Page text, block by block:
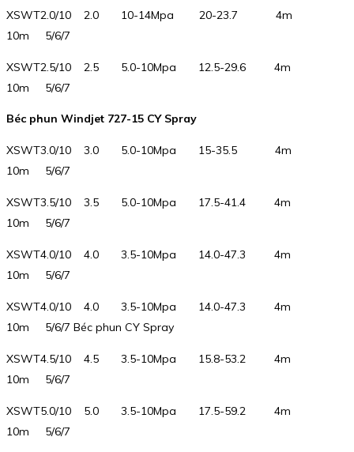
XSWT2.0/10 2.0 10-14Mpa 20-23.7 4m
10m 5/6/7
XSWT2.5/10 2.5 5.0-10Mpa 12.5-29.6 4m
10m 5/6/7
Béc phun Windjet 727-15 CY Spray
XSWT3.0/10 3.0 5.0-10Mpa 15-35.5 4m
10m 5/6/7
XSWT3.5/10 3.5 5.0-10Mpa 17.5-41.4 4m
10m 5/6/7
XSWT4.0/10 4.0 3.5-10Mpa 14.0-47.3 4m
10m 5/6/7
XSWT4.0/10 4.0 3.5-10Mpa 14.0-47.3 4m
10m 5/6/7 Béc phun CY Spray
XSWT4.5/10 4.5 3.5-10Mpa 15.8-53.2 4m
10m 5/6/7
XSWT5.0/10 5.0 3.5-10Mpa 17.5-59.2 4m
10m 5/6/7